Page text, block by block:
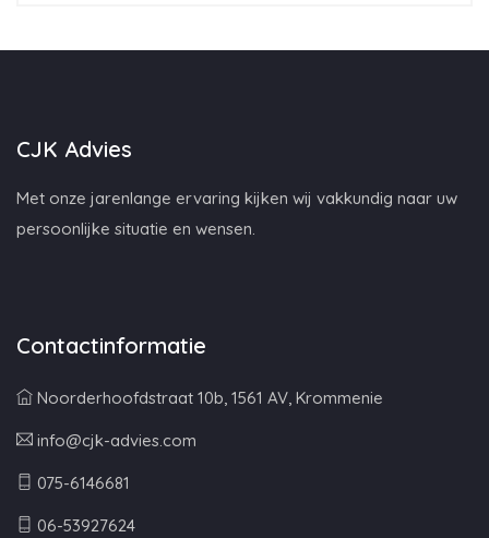
CJK Advies
Met onze jarenlange ervaring kijken wij vakkundig naar uw
persoonlijke situatie en wensen.
Contactinformatie
Noorderhoofdstraat 10b, 1561 AV, Krommenie
info@cjk-advies.com
075-6146681
06-53927624